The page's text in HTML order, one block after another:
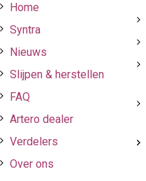
Home
Syntra
Nieuws
Slijpen & herstellen
FAQ
Artero dealer
Verdelers
Over ons